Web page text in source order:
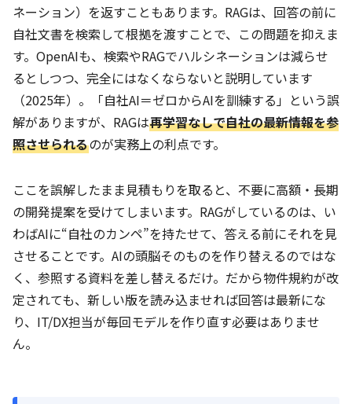
ネーション）を返すこともあります。RAGは、回答の前に
自社文書を検索して根拠を渡すことで、この問題を抑えま
す。OpenAIも、検索やRAGでハルシネーションは減らせ
るとしつつ、完全にはなくならないと説明しています
（2025年）。「自社AI＝ゼロからAIを訓練する」という誤
解がありますが、RAGは再学習なしで自社の最新情報を参
照させられるのが実務上の利点です。
ここを誤解したまま見積もりを取ると、不要に高額・長期
の開発提案を受けてしまいます。RAGがしているのは、い
わばAIに“自社のカンペ”を持たせて、答える前にそれを見
させることです。AIの頭脳そのものを作り替えるのではな
く、参照する資料を差し替えるだけ。だから物件規約が改
定されても、新しい版を読み込ませれば回答は最新にな
り、IT/DX担当が毎回モデルを作り直す必要はありませ
ん。